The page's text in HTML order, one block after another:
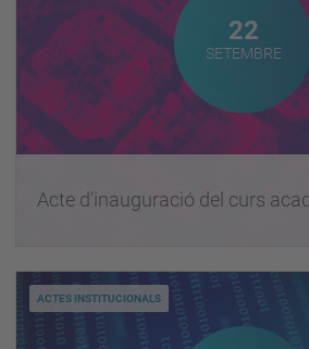
22
SETEMBRE
Acte d’inauguració del curs
ACTES INSTITUCIONALS